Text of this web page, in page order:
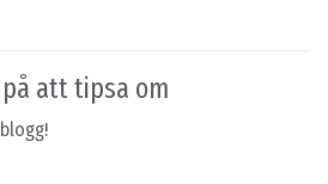
att tipsa om